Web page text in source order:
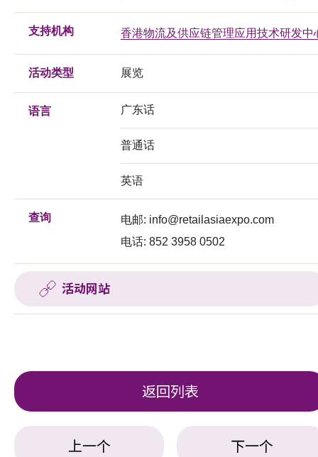
支持机构 香港物流及供应链管理应用技术研发中
活动类型 展览
语言 广东话
普通话
英语
查询 电邮: info@retailasiaexpo.com
电话: 852 3958 0502
活动网站
返回列表
上一个 下一个